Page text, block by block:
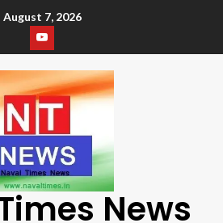
August 7, 2026
News